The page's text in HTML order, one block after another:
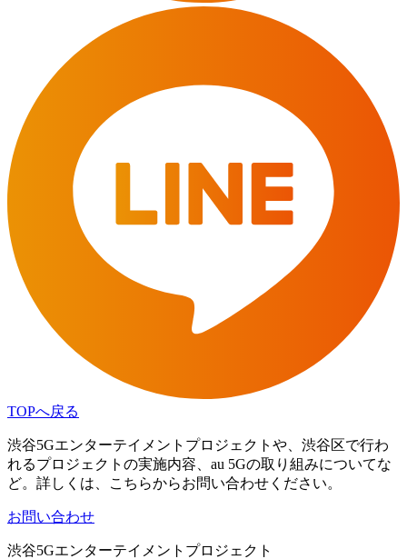
TOPへ戻る
渋谷5Gエンターテイメントプロジェクトや、渋谷区で行わ
れるプロジェクトの実施内容、au 5Gの取り組みについてな
ど。詳しくは、こちらからお問い合わせください。
お問い合わせ
渋谷5Gエンターテイメントプロジェクト